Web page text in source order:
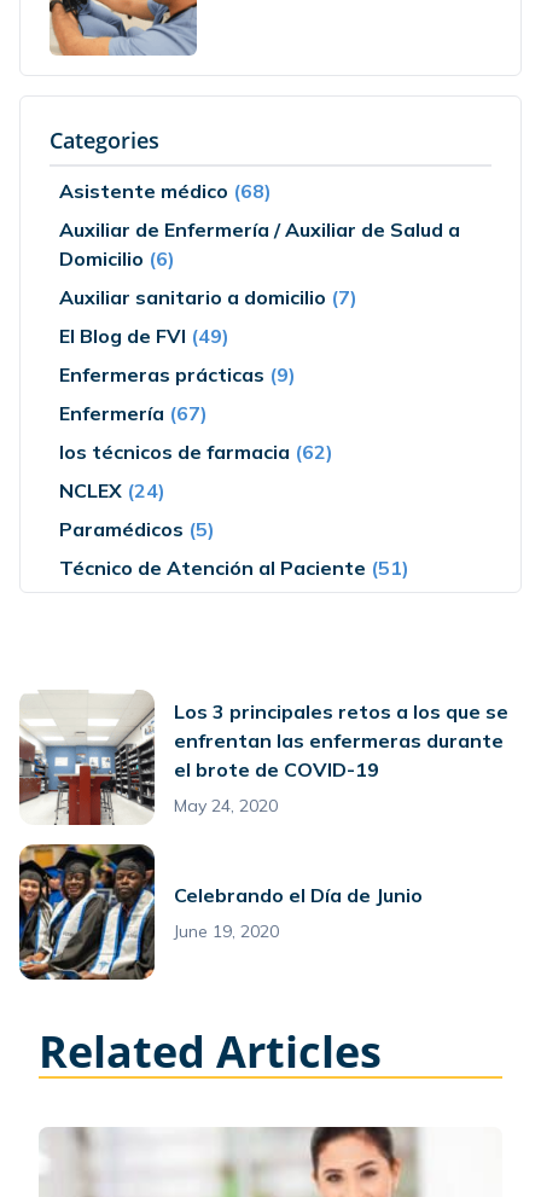
Categories
Asistente médico (68)
Auxiliar de Enfermería / Auxiliar de Salud a
Domicilio (6)
Auxiliar sanitario a domicilio (7)
El Blog de FVI (49)
Enfermeras prácticas (9)
Enfermería (67)
los técnicos de farmacia (62)
NCLEX (24)
Paramédicos (5)
Técnico de Atención al Paciente (51)
Los 3 principales retos a los que se
enfrentan las enfermeras durante
el brote de COVID-19
May 24, 2020
Celebrando el Día de Junio
June 19, 2020
Related Articles